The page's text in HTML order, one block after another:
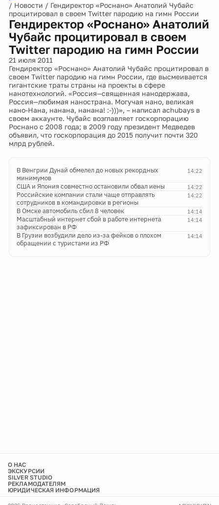
/ Новости / Гендиректор «Роснано» Анатолий Чубайс
процитировал в своем Twitter пародию на гимн России
Гендиректор «Роснано» Анатолий
Чубайс процитировал в своем
Twitter пародию на гимн России
21 июля 2011
Гендиректор «Роснано» Анатолий Чубайс процитировал в
своем Twitter пародию на гимн России, где высмеивается
гигантские траты страны на проекты в сфере
нанотехнологий. «Россия—священная нанодержава,
Россия—любимая нанострана. Могучая нано, великая
нано-Нана, нанана, нанана! :-)))», – написал achubays в
своем аккаунте. Чубайс возглавляет госкорпорацию
Роснано с 2008 года; в 2009 году президент Медведев
объявил, что госкорпорация до 2015 получит почти 320
млрд рублей.
14:22
В Венгрии Дунай обмелел до новых рекордных
минимумов
14:22
США и Япония совместно остановили обвал иены
14:22
Российские компании стали чаще отправлять
сотрудников в командировки в регионы
14:14
В Омске автомобиль сбил 8 человек
14:14
Масштабный интернет сбой в работе интернета
зафиксирован в РФ
14:14
В Грузии возбудили дело из-за фейков о плохом
обращении с туристами из РФ
О НАС
ЭКСКУРСИИ
SILVER STUDIO
РЕКЛАМОДАТЕЛЯМ
ЮРИДИЧЕСКАЯ ИНФОРМАЦИЯ